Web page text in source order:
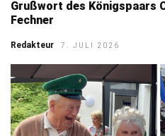
Grußwort des Königspaars
Fechner
Redakteur 7. JULI 2026